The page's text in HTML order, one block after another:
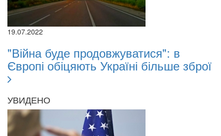
19.07.2022
"Війна буде продовжуватися": в
Європі обіцяють Україні більше зброї
УВИДЕНО